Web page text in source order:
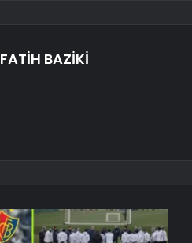
FATİH BAZİKİ